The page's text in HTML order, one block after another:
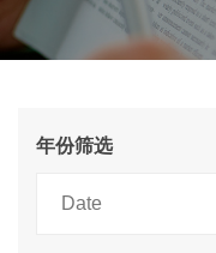
年份筛选